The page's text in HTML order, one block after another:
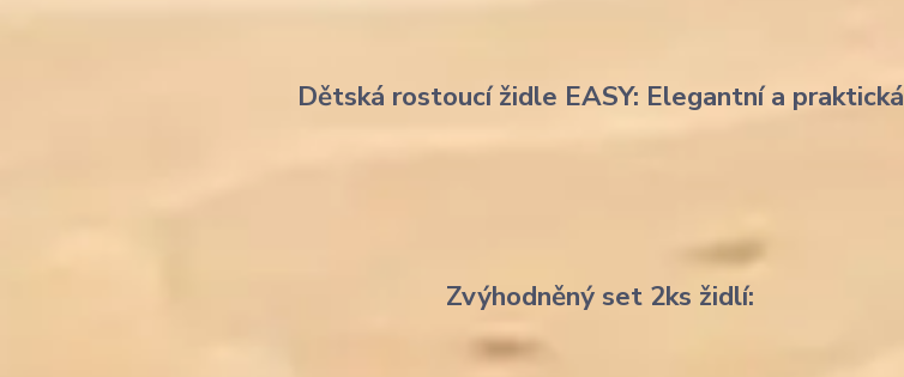
Dětská rostoucí židle EASY: Elegantní a praktická
Zvýhodněný set 2ks židlí: